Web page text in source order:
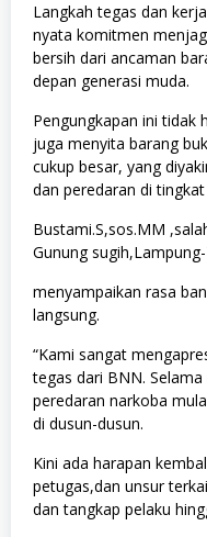
Langkah tegas dan
nyata komitmen
bersih dari ancaman
depan generasi muda.
Pengungkapan ini tidak
juga menyita barang
cukup besar, yang
dan peredaran di
Bustami.S,sos.MM
Gunung
menyampaikan rasa
langsung.
“Kami sangat
tegas dari BNN.
peredaran narkoba
di dusun-dusun.
Kini ada harapan
petugas,dan unsur
dan tangkap pelaku